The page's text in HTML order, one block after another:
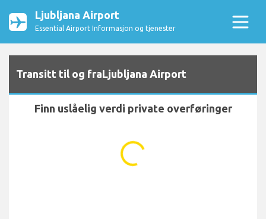
Ljubljana Airport
Essential Airport Informasjon og tjenester
Transitt til og fraLjubljana Airport
Finn uslåelig verdi private overføringer